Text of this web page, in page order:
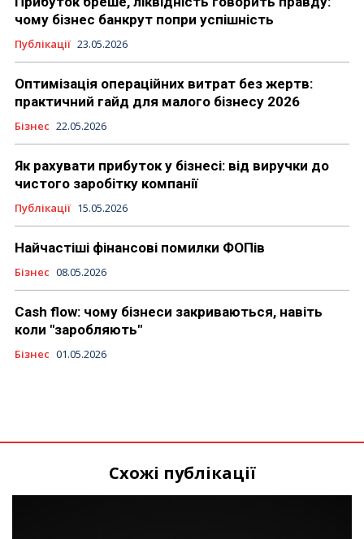
чому бізнес банкрут попри успішність
Публікації 23.05.2026
Оптимізація операційних витрат без жертв:
практичний гайд для малого бізнесу 2026
Бізнес 22.05.2026
Як рахувати прибуток у бізнесі: від виручки до
чистого заробітку компанії
Публікації 15.05.2026
Найчастіші фінансові помилки ФОПів
Бізнес 08.05.2026
Cash flow: чому бізнеси закриваються, навіть
коли "заробляють"
Бізнес 01.05.2026
Схожі публікації